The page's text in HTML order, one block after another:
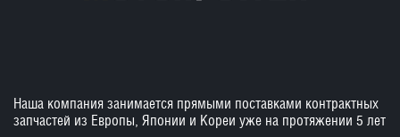
Наша компания занимается прямыми поставками контрактных
запчастей из Европы, Японии и Кореи уже на протяжении 5 лет